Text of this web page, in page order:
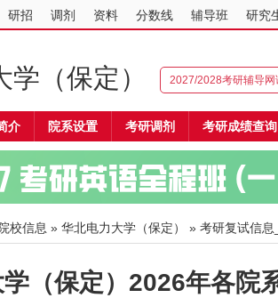
研招 调剂 资料 分数线 辅导班 研究
（保定） 2027/2028考研辅导网
介 院系设置 考研调剂 考研成绩查询
院校信息 » 华北电力大学（保定） » 考研复试信
（保定）2026年各院